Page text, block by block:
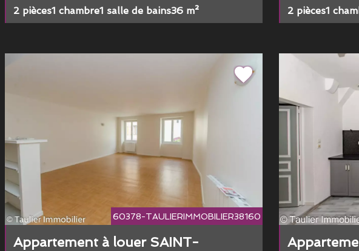
2 pièces1 chambre1 salle de bains36 m² 2 pièces1
60378-TAULIERIMMOBILIER38160
Appartement à louer SAINT-